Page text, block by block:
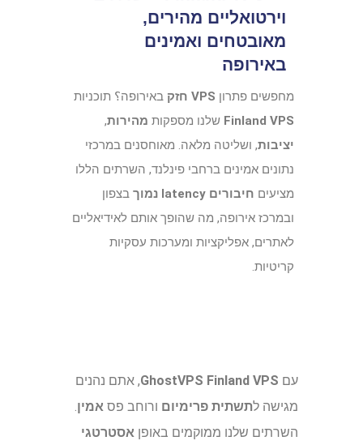
וירטואליים מהירים,
מאובטחים ואמינים
באירופה
מחפשים פתרון VPS חזק
באירופה؟ תוכניות
Finland VPS שלנו מספקות מהירות,
יציבות, ושליטה מלאה. מאוחסנים במרכזי
נתונים אמינים ברחבי פינלנד, השרתים הללו
מציעים חיבורים latency נמוך
בצפון
ובמרכז אירופה, מה שהופך אותם לאידיאליים
לאתרים, אפליקציות ומערכות עסקיות
קריטיות.
עם GhostVPS Finland VPS, אתם נהנים
מגישה לתשתית פרימיום ורוחב פס אמין
השרתים שלנו ממוקמים באופן אסטרטגי